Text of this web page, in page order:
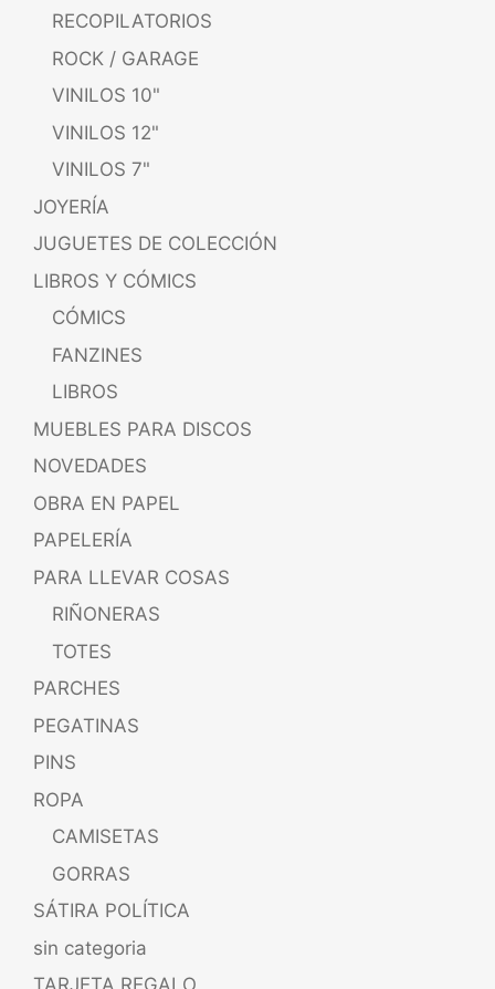
RECOPILATORIOS
ROCK / GARAGE
VINILOS 10"
VINILOS 12"
VINILOS 7"
JOYERÍA
JUGUETES DE COLECCIÓN
LIBROS Y CÓMICS
CÓMICS
FANZINES
LIBROS
MUEBLES PARA DISCOS
NOVEDADES
OBRA EN PAPEL
PAPELERÍA
PARA LLEVAR COSAS
RIÑONERAS
TOTES
PARCHES
PEGATINAS
PINS
ROPA
CAMISETAS
GORRAS
SÁTIRA POLÍTICA
sin categoria